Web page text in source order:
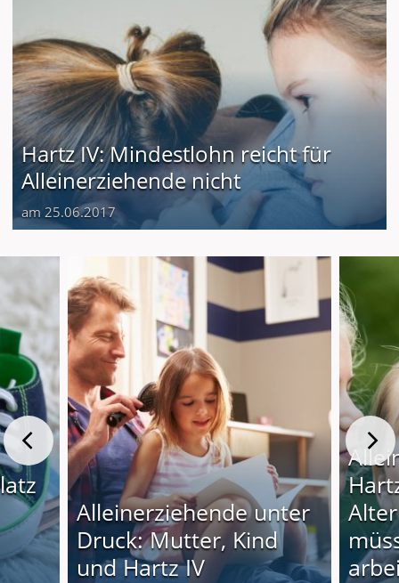
Hartz IV: Mindestlohn reicht für
Alleinerziehende nicht
am 25.06.2017
Alleinerziehende unter
Druck: Mutter, Kind
und Hartz IV